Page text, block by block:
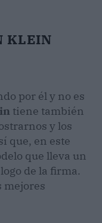
KLEIN
por él y no es
tiene también
y los
que, en este
que lleva un
de la firma.
mejores